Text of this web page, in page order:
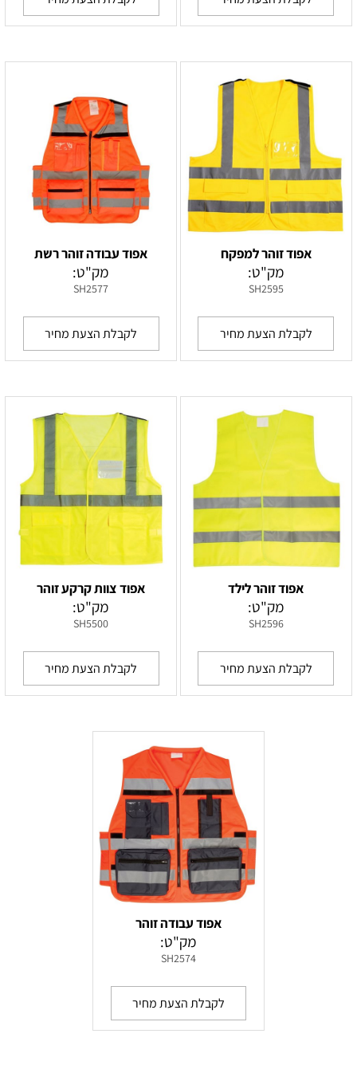
אפוד זוהר למפקח
מק"ט:
SH2595
לקבלת הצעת מחיר
אפוד עבודה זוהר רשת
מק"ט:
SH2577
לקבלת הצעת מחיר
אפוד זוהר לילד
מק"ט:
SH2596
לקבלת הצעת מחיר
אפוד צוות קרקע זוהר
מק"ט:
SH5500
לקבלת הצעת מחיר
אפוד עבודה זוהר
מק"ט:
SH2574
לקבלת הצעת מחיר